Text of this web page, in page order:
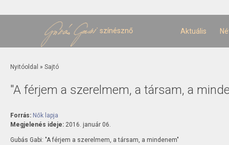
színésznő Aktuális
Jelenlegi hely
Nyitóoldal » Sajtó
"A férjem a szerelmem, a társam, a
Forrás: Nők lapja
Megjelenés ideje: 2016. január 06.
Gubás Gabi: "A férjem a szerelmem, a társam, a mindenem"